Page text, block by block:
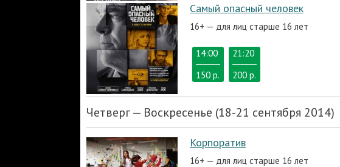
Самый опасный человек
16+ — для лиц старше 16 лет
14:00
150 р.
21:20
200 р.
Четверг — Воскресенье (18-21 сентября 2014)
Корпоратив
16+ — для лиц старше 16 лет